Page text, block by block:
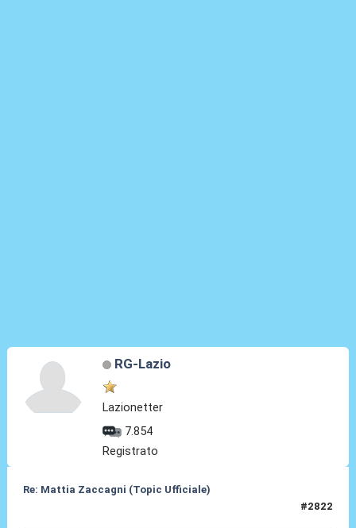
RG-Lazio
Lazionetter
7.854
Registrato
Re: Mattia Zaccagni (Topic Ufficiale)
#2822